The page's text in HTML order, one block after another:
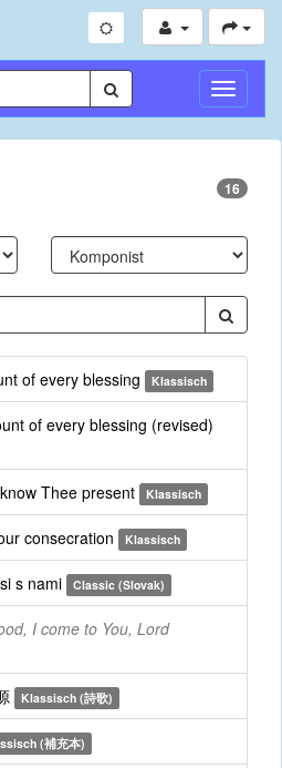
16
of every blessing Klassisch
of every blessing (revised)
Thee present Klassisch
consecration Klassisch
s nami Classic (Slovak)
I come to You, Lord
Klassisch (詩歌)
(補充本)